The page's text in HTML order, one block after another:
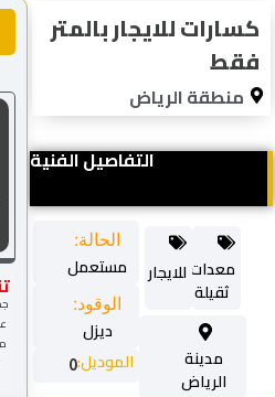
كسارات للايجار بالمتر
فقط
منطقة الرياض
التفاصيل الفنية
الحالة:
مستعمل
الوقود:
ديزل
الموديل:0
مدينة
الرياض
معدات
ثقيلة
للايجار